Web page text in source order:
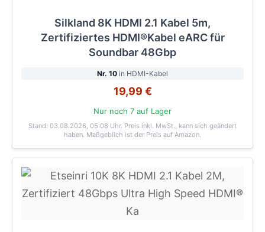
Silkland 8K HDMI 2.1 Kabel 5m,
Zertifiziertes HDMI®Kabel eARC für
Soundbar 48Gbp
Nr. 10 in HDMI-Kabel
19,99 €
Nur noch 7 auf Lager
Stand: 03.08.2026, 05:08 Uhr. Preis inkl. MwSt., kann sich geändert
haben. Maßgeblich ist der Preis auf Amazon.